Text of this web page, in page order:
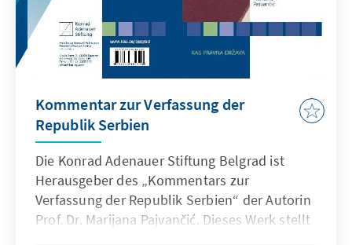
Kommentar zur Verfassung der
Republik Serbien
Die Konrad Adenauer Stiftung Belgrad ist
Herausgeber des „Kommentars zur
Verfassung der Republik Serbien“ der Autorin
Prof. Dr. Marijana Pajvančić. Dieses Werk stellt